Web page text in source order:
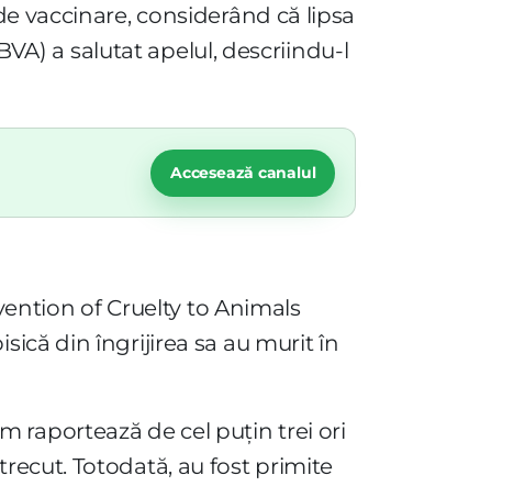
vaccinare, considerând că lipsa
a salutat apelul, descriindu-l
Accesează canalul
of Cruelty to Animals
din îngrijirea sa au murit în
raportează de cel puțin trei ori
Totodată, au fost primite